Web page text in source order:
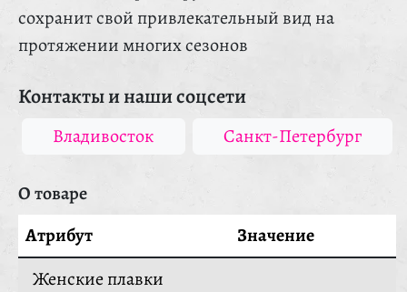
сохранит свой привлекательный вид на
протяжении многих сезонов
Контакты и наши соцсети
Владивосток Санкт-Петербург
О товаре
Атрибут
Значение
Женские плавки